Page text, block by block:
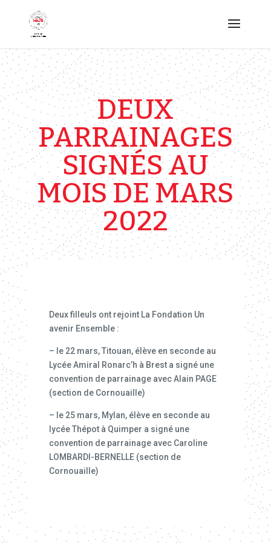
DEUX
PARRAINAGES
SIGNÉS AU
MOIS DE MARS
2022
Deux filleuls ont rejoint La Fondation Un
avenir Ensemble :
– le 22 mars, Titouan, élève en seconde au
Lycée Amiral Ronarc’h à Brest a signé une
convention de parrainage avec Alain PAGE
(section de Cornouaille)
– le 25 mars, Mylan, élève en seconde au
lycée Thépot à Quimper a signé une
convention de parrainage avec Caroline
LOMBARDI-BERNELLE (section de
Cornouaille)